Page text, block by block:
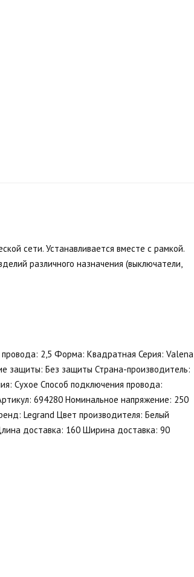
сети. Устанавливается вместе с рамкой.
различного назначения (выключатели,
2,5 Форма: Квадратная Серия: Valena
защиты: Без защиты Страна-производитель:
Сухое Способ подключения провода:
694280 Номинальное напряжение: 250
Legrand Цвет производителя: Белый
доставка: 160 Ширина доставка: 90